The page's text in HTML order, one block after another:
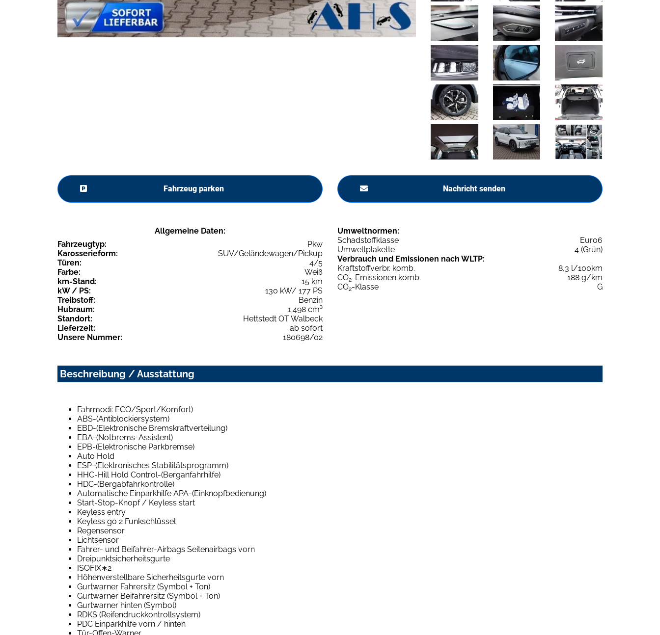
Fahrzeug parken Nachricht senden
Allgemeine Daten:
Fahrzeugtyp:
Pkw
Karosserieform:
SUV/Geländewagen/Pickup
Türen:
4/5
Farbe:
Weiß
km-Stand:
15 km
kW / PS:
130 kW/ 177 PS
Treibstoff:
Benzin
Hubraum:
1.498 cm³
Standort:
Hettstedt OT Walbeck
Lieferzeit:
ab sofort
Unsere Nummer:
180698/02
Umweltnormen:
Schadstoffklasse
Euro6
Umweltplakette
4 (Grün)
Verbrauch und Emissionen nach WLTP:
Kraftstoffverbr. komb.
8,3 l/100km
CO2-Emissionen komb.
188 g/km
CO2-Klasse G
Beschreibung / Ausstattung
Fahrmodi: ECO/Sport/Komfort)
ABS-(Antiblockiersystem)
EBD-(Elektronische Bremskraftverteilung)
EBA-(Notbrems-Assistent)
EPB-(Elektronische Parkbremse)
Auto Hold
ESP-(Elektronisches Stabilitätsprogramm)
HHC-Hill Hold Control-(Berganfahrhilfe)
HDC-(Bergabfahrkontrolle)
Automatische Einparkhilfe APA-(Einknopfbedienung)
Start-Stop-Knopf / Keyless start
Keyless entry
Keyless go 2 Funkschlüssel
Regensensor
Lichtsensor
Fahrer- und Beifahrer-Airbags Seitenairbags vorn
Dreipunktsicherheitsgurte
ISOFIX∗2
Höhenverstellbare Sicherheitsgurte vorn
Gurtwarner Fahrersitz (Symbol + Ton)
Gurtwarner Beifahrersitz (Symbol + Ton)
Gurtwarner hinten (Symbol)
RDKS (Reifendruckkontrollsystem)
PDC Einparkhilfe vorn / hinten